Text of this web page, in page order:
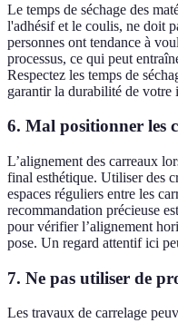
Le temps de séchage des
l'adhésif et le coulis, ne doit
personnes ont tendance à
processus, ce qui peut
Respectez les temps de
garantir la durabilité de votre
6. Mal positionner les
L’alignement des carreaux
final esthétique. Utiliser des
espaces réguliers entre les
recommandation précieuse
pour vérifier l’alignement
pose. Un regard attentif ici
7. Ne pas utiliser de
Les travaux de carrelage